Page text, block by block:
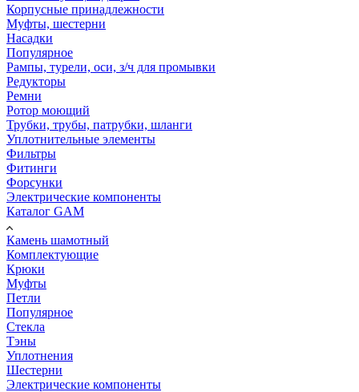
Корпусные принадлежности
Муфты, шестерни
Насадки
Популярное
Рампы, турели, оси, з/ч для промывки
Редукторы
Ремни
Ротор моющий
Трубки, трубы, патрубки, шланги
Уплотнительные элементы
Фильтры
Фитинги
Форсунки
Электрические компоненты
Каталог GAM
Камень шамотный
Комплектующие
Крюки
Муфты
Петли
Популярное
Стекла
Тэны
Уплотнения
Шестерни
Электрические компоненты